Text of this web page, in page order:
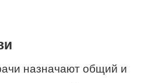
назначают общий и